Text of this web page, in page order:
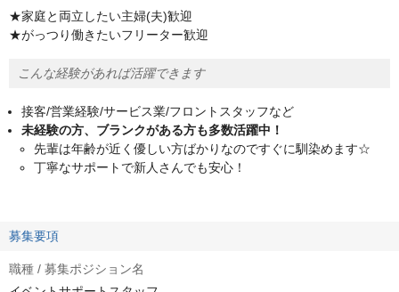
★家庭と両立したい主婦(夫)歓迎
★がっつり働きたいフリーター歓迎
こんな経験があれば活躍できます
接客/営業経験/サービス業/フロントスタッフなど
未経験の方、ブランクがある方も多数活躍中！
先輩は年齢が近く優しい方ばかりなのですぐに馴染めます☆
丁寧なサポートで新人さんでも安心！
募集要項
職種 / 募集ポジション名